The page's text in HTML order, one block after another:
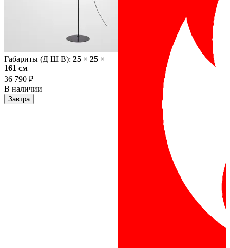
Габариты (Д Ш В): 25 × 25 ×
161 cм
36 790 ₽
В наличии
Завтра